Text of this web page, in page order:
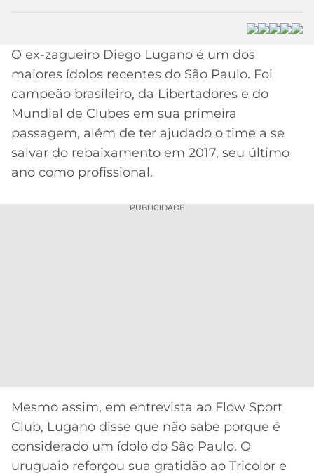
CÓDIGO
DE
INDICAÇÃO
BET365
CÓDIGO
BETANO
2026
CORINTHIANS
SÃO
PAULO
SANTOS
GRÊMIO
ATLÉTICO
MG
LIBERTADORES
COPA
DO
BRASIL
PREMIER
MERCADO
DA
BOLA
PALPITES
O ex-zagueiro Diego Lugano é um dos
maiores ídolos recentes do São Paulo. Foi
campeão brasileiro, da Libertadores e do
Mundial de Clubes em sua primeira
passagem, além de ter ajudado o time a se
salvar do rebaixamento em 2017, seu último
ano como profissional.
PUBLICIDADE
Mesmo assim, em entrevista ao Flow Sport
Club, Lugano disse que não sabe porque é
considerado um ídolo do São Paulo. O
uruguaio reforçou sua gratidão ao Tricolor e